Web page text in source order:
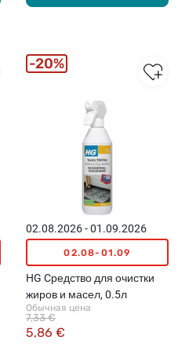
02.08.2026 - 01.09.2026
02.08-01.09
HG Cредство для очистки
жиров и масел, 0.5л
Обычная цена
5,86 €
7,33 €
20%